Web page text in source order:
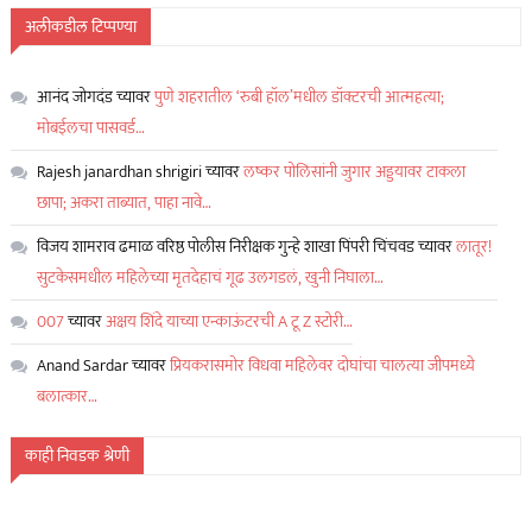
अलीकडील टिप्पण्या
आनंद जोगदंडच्यावरपुणे शहरातील ‘रुबी हॉल’मधील डॉक्टरची आत्महत्या;
मोबईलचा पासवर्ड…
Rajesh janardhan shrigiriच्यावरलष्कर पोलिसांनी जुगार अड्डयावर टाकला
छापा; अकरा ताब्यात, पाहा नावे…
विजय शामराव ढमाळ वरिष्ठ पोलीस निरीक्षक गुन्हे शाखा पिंपरी चिंचवडच्यावरलातूर!
सुटकेसमधील महिलेच्या मृतदेहाचं गूढ उलगडलं, खुनी निघाला…
007च्यावरअक्षय शिंदे याच्या एन्काऊंटरची A टू Z स्टोरी…
Anand Sardarच्यावरप्रियकरासमोर विधवा महिलेवर दोघांचा चालत्या जीपमध्ये
बलात्कार…
काही निवडक श्रेणी